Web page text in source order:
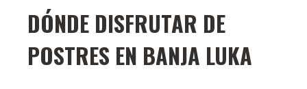
DÓNDE DISFRUTAR DE
POSTRES EN BANJA LUKA